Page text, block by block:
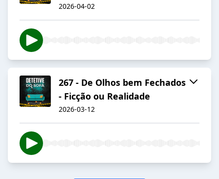
2026-04-02
267 - De Olhos bem Fechados
- Ficção ou Realidade
2026-03-12